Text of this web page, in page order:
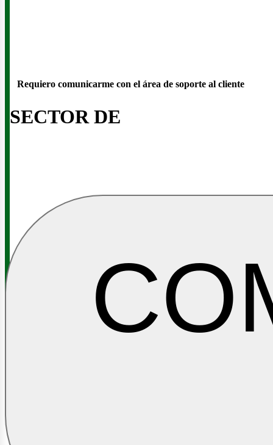
SECTOR DE
HIDROCARBUROS
Requiero comunicarme con el área de soporte al cliente